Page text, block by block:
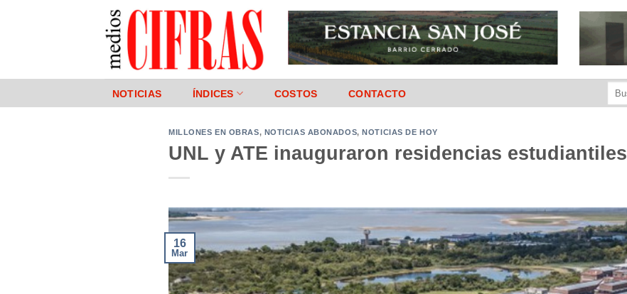
NOTICIAS ÍNDICES COSTOS CONTACTO
MILLONES EN OBRAS, NOTICIAS ABONADOS,NOTICIAS DE HOY
UNL y ATE inauguraron residencias estudiantiles
16
Mar